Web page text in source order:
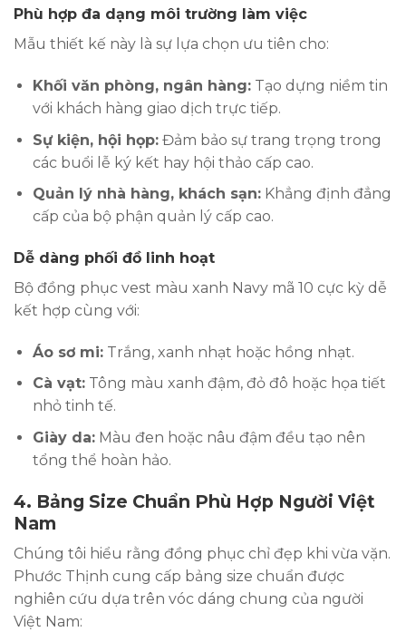
Phù hợp đa dạng môi trường làm việc
Mẫu thiết kế này là sự lựa chọn ưu tiên cho:
Khối văn phòng, ngân hàng:Tạo dựng niềm tin
với khách hàng giao dịch trực tiếp.
Sự kiện, hội họp:Đảm bảo sự trang trọng trong
các buổi lễ ký kết hay hội thảo cấp cao.
Quản lý nhà hàng, khách sạn:Khẳng định đẳng
cấp của bộ phận quản lý cấp cao.
Dễ dàng phối đồ linh hoạt
Bộ đồng phục vest màu xanh Navy mã 10 cực kỳ dễ
kết hợp cùng với:
Áo sơ mi:Trắng, xanh nhạt hoặc hồng nhạt.
Cà vạt:Tông màu xanh đậm, đỏ đô hoặc họa tiết
nhỏ tinh tế.
Giày da:Màu đen hoặc nâu đậm đều tạo nên
tổng thể hoàn hảo.
4. Bảng Size Chuẩn Phù Hợp Người Việt
Nam
Chúng tôi hiểu rằng đồng phục chỉ đẹp khi vừa vặn.
Phước Thịnh cung cấp bảng size chuẩn được
nghiên cứu dựa trên vóc dáng chung của người
Việt Nam: